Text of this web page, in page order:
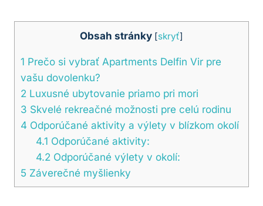
Obsah stránky [skryť]
1 Prečo si vybrať Apartments Delfin Vir pre
vašu dovolenku?
2 Luxusné ubytovanie priamo pri mori
3 Skvelé rekreačné možnosti pre celú rodinu
4 Odporúčané aktivity a výlety v blízkom okolí
4.1 Odporúčané aktivity:
4.2 Odporúčané výlety v okolí:
5 Záverečné myšlienky